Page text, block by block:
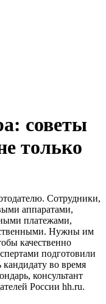
советы
только
Сотрудники,
аппаратами,
платежами,
Нужны им
качественно
подготовили
кандидату во время
консультант
России hh.ru.